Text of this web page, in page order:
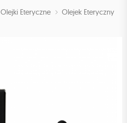
Olejki Eteryczne
Olejek Eteryczny